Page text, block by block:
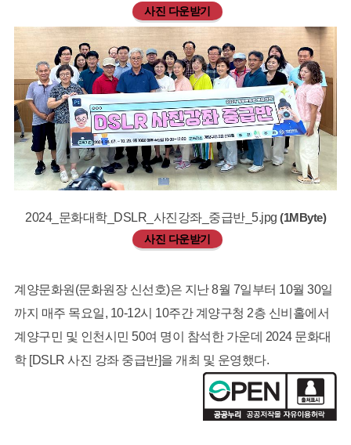
사진 다운받기
2024_문화대학_DSLR_사진강좌_중급반_5.jpg (1MByte)
사진 다운받기
계양문화원(문화원장 신선호)은 지난 8월 7일부터 10월 30일
까지 매주 목요일, 10-12시 10주간 계양구청 2층 신비홀에서
계양구민 및 인천시민 50여 명이 참석한 가운데 2024 문화대
학 [DSLR 사진 강좌 중급반]을 개최 및 운영했다.